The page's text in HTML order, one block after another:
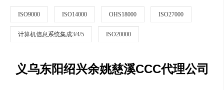
ISO9000 ISO14000 OHS18000 ISO27000
计算机信息系统集成3/4/5 ISO20000
义乌东阳绍兴余姚慈溪CCC代理公司